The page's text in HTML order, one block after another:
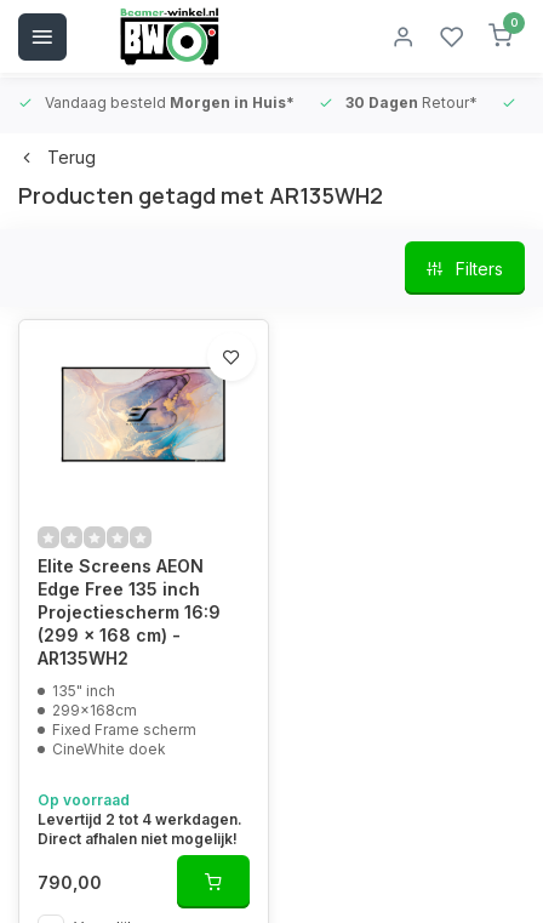
0
Vandaag besteld Morgen in Huis* 30 Dagen Retour*
Terug
Producten getagd met AR135WH2
Filters
Elite Screens AEON
Edge Free 135 inch
Projectiescherm 16:9
(299 x 168 cm) -
AR135WH2
135" inch
299x168cm
Fixed Frame scherm
CineWhite doek
Op voorraad
Levertijd 2 tot 4 werkdagen.
Direct afhalen niet mogelijk!
790,00